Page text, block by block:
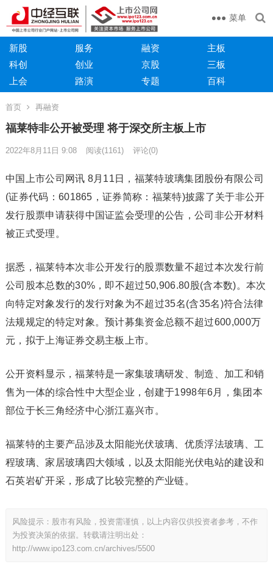
菜单
新股 服务 融资
主板
科创
创业 京股
三板
上会
路演 专题 百科
首页 再融资
福莱特非公开被受理 将于深交所主板上市
2022年8月11日 9:08 阅读(1161) 评论(0)
中国上市公司网讯 8月11日，福莱特玻璃集团股份有限公司
(证券代码：601865，证券简称：福莱特)披露了关于非公开
发行股票申请获得中国证监会受理的公告，公司非公开材料
被正式受理。
据悉，福莱特本次非公开发行的股票数量不超过本次发行前
公司股本总数的30%，即不超过50,906.80股(含本数)。本次
向特定对象发行的发行对象为不超过35名(含35名)符合法律
法规规定的特定对象。预计募集资金总额不超过600,000万
元，拟于上海证券交易主板上市。
公开资料显示，福莱特是一家集玻璃研发、制造、加工和销
售为一体的综合性中大型企业，创建于1998年6月，集团本
部位于长三角经济中心浙江嘉兴市。
福莱特的主要产品涉及太阳能光伏玻璃、优质浮法玻璃、工
程玻璃、家居玻璃四大领域，以及太阳能光伏电站的建设和
石英岩矿开采，形成了比较完整的产业链。
风险提示：股市有风险，投资需谨慎，以上内容仅供投资者参考，不作
为投资决策的依据。转载请注明出处：
http://www.ipo123.com.cn/archives/5500